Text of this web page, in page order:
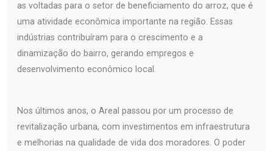
as voltadas para o setor de beneficiamento do arroz, que é
uma atividade econômica importante na região. Essas
indústrias contribuíram para o crescimento e a
dinamização do bairro, gerando empregos e
desenvolvimento econômico local.
Nos últimos anos, o Areal passou por um processo de
revitalização urbana, com investimentos em infraestrutura
e melhorias na qualidade de vida dos moradores. O poder